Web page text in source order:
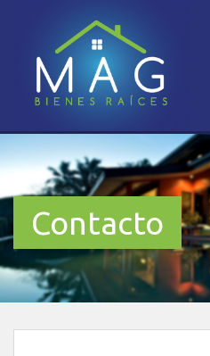
Contacto